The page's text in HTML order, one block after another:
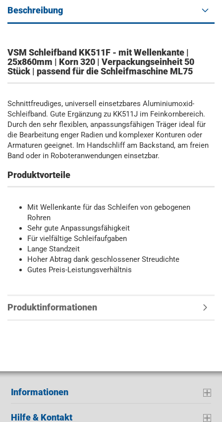
Beschreibung
VSM Schleifband KK511F - mit Wellenkante |
25x860mm | Korn 320 | Verpackungseinheit 50
Stück | passend für die Schleifmaschine ML75
Schnittfreudiges, universell einsetzbares Aluminiumoxid-
Schleifband. Gute Ergänzung zu KK511J im Feinkornbereich.
Durch den sehr flexiblen, anpassungsfähigen Träger ideal für
die Bearbeitung enger Radien und komplexer Konturen oder
Armaturen geeignet. Im Handschliff am Backstand, am freien
Band oder in Roboteranwendungen einsetzbar.
Produktvorteile
Mit Wellenkante für das Schleifen von gebogenen
Rohren
Sehr gute Anpassungsfähigkeit
Für vielfältige Schleifaufgaben
Lange Standzeit
Hoher Abtrag dank geschlossener Streudichte
Gutes Preis-Leistungsverhältnis
Produktinformationen
Informationen
Hilfe & Kontakt